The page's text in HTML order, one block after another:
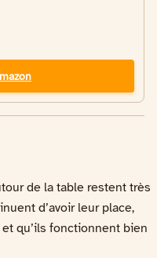
de la table restent très
d’avoir leur place,
qu’ils fonctionnent bien